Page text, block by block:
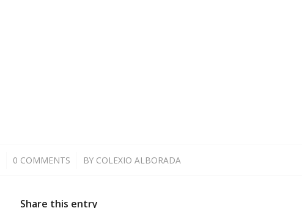
0 COMMENTS
/ BY COLEXIO ALBORADA
Share this entry